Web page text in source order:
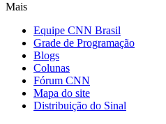
Mais
Equipe CNN Brasil
Grade de Programação
Blogs
Colunas
Fórum CNN
Mapa do site
Distribuição do Sinal